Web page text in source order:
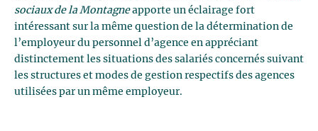
sociaux de la Montagneapporte un éclairage fort
intéressant sur la même question de la détermination de
l’employeur du personnel d’agence en appréciant
distinctement les situations des salariés concernés suivant
les structures et modes de gestion respectifs des agences
utilisées par un même employeur.